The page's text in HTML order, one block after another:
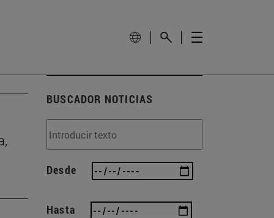
BUSCADOR NOTICIAS
Desde
Hasta